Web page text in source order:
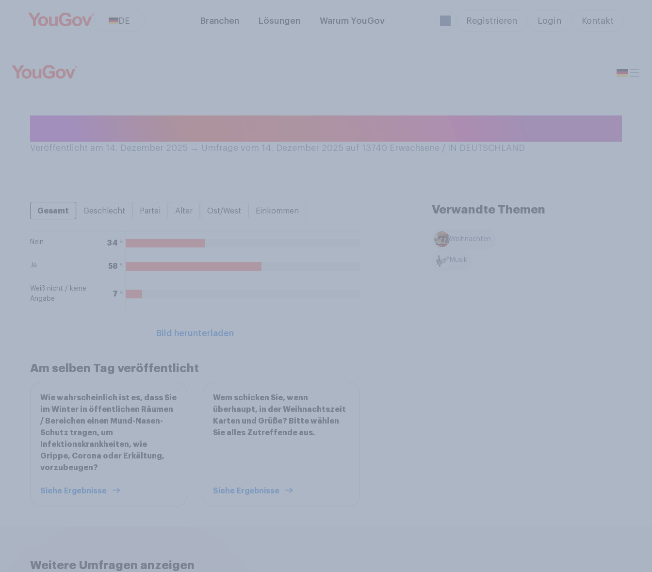
DE Branchen Lösungen Warum YouGov Registrieren Login Kontakt
Veröffentlicht am 14. Dezember 2025 → Umfrage vom 14. Dezember 2025 auf 13740 Erwachsene / IN DEUTSCHLAND
Gesamt Geschlecht Partei Alter Ost/West Einkommen
Nein 34 %
Ja 58 %
Weiß nicht / keine
Angabe
7 %
Bild herunterladen
Verwandte Themen
Weihnachten
Musik
Am selben Tag veröffentlicht
Wie wahrscheinlich ist es, dass Sie
im Winter in öffentlichen Räumen
/ Bereichen einen Mund-Nasen-
Schutz tragen, um
Infektionskrankheiten, wie
Grippe, Corona oder Erkältung,
vorzubeugen?
Siehe Ergebnisse
Wem schicken Sie, wenn
überhaupt, in der Weihnachtszeit
Karten und Grüße? Bitte wählen
Sie alles Zutreffende aus.
Siehe Ergebnisse
Weitere Umfragen anzeigen